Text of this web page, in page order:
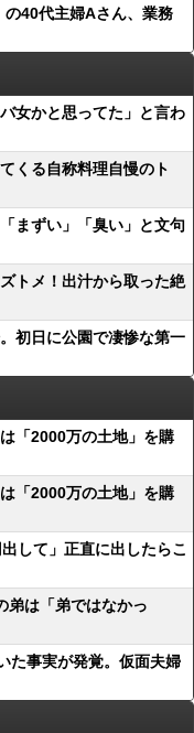
40代主婦Aさん、業務
女かと思ってた」と言わ
くる自称料理自慢のト
まずい」「臭い」と文句
トメ！出汁から取った絶
初日に公園で凄惨な第一
「2000万の土地」を購
「2000万の土地」を購
して」正直に出したらこ
弟は「弟ではなかっ
た事実が発覚。仮面夫婦